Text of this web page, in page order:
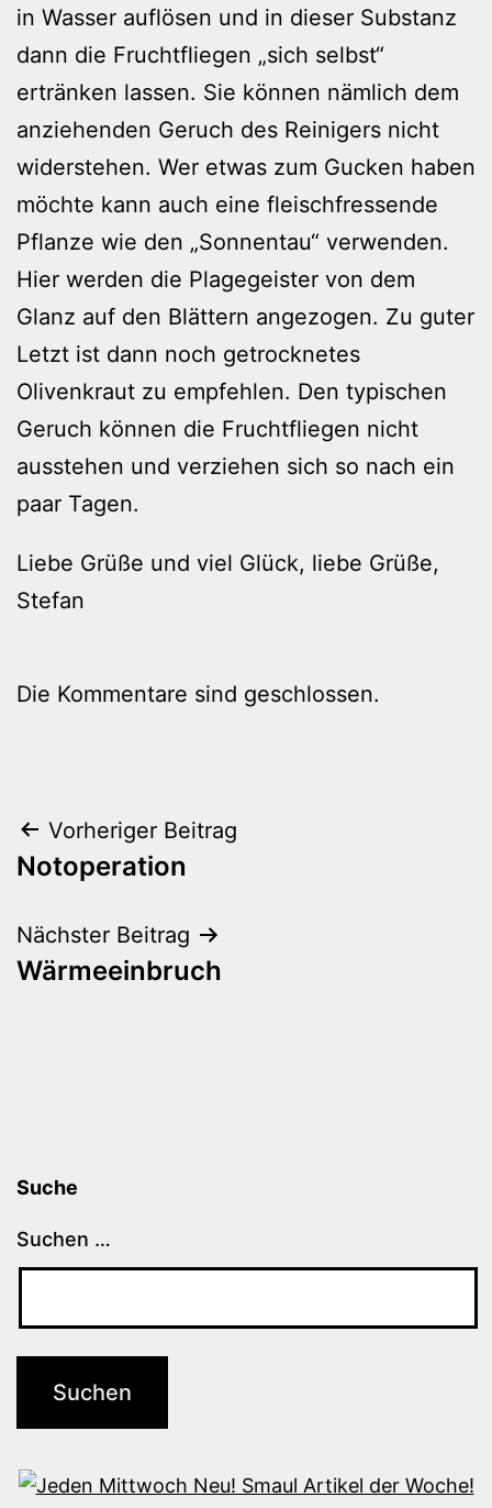
in Wasser auflösen und in dieser Substanz
dann die Fruchtfliegen „sich selbst“
ertränken lassen. Sie können nämlich dem
anziehenden Geruch des Reinigers nicht
widerstehen. Wer etwas zum Gucken haben
möchte kann auch eine fleischfressende
Pflanze wie den „Sonnentau“ verwenden.
Hier werden die Plagegeister von dem
Glanz auf den Blättern angezogen. Zu guter
Letzt ist dann noch getrocknetes
Olivenkraut zu empfehlen. Den typischen
Geruch können die Fruchtfliegen nicht
ausstehen und verziehen sich so nach ein
paar Tagen.
Liebe Grüße und viel Glück, liebe Grüße,
Stefan
Die Kommentare sind geschlossen.
Beitragsnavigation
Vorheriger Beitrag
Notoperation
Nächster Beitrag
Wärmeeinbruch
Suche
Suchen …